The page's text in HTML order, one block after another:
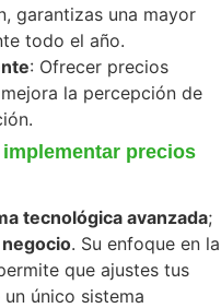
garantizas una mayor
todo el año.
: Ofrecer precios
la percepción de
precios
tecnológica avanzada;
. Su enfoque en la
que ajustes tus
único sistema